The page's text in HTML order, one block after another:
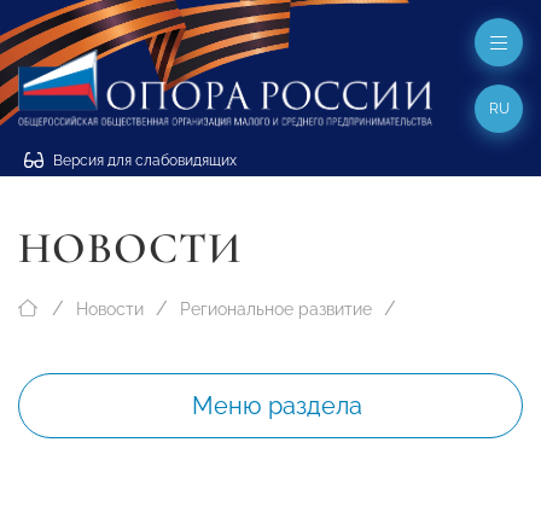
Версия для слабовидящих
RU
НОВОСТИ
Новости Региональное развитие
Меню раздела